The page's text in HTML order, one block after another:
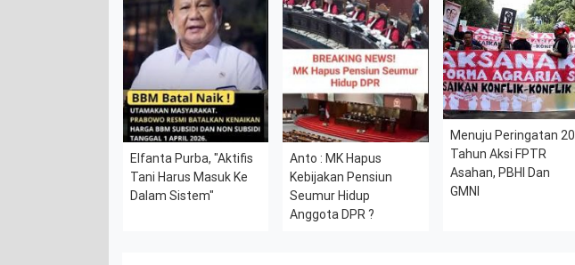
Elfanta Purba, "Aktifis
Tani Harus Masuk Ke
Dalam Sistem"
Anto : MK Hapus
Kebijakan Pensiun
Seumur Hidup
Anggota DPR ?
Menuju Peringatan 20
Tahun Aksi FPTR
Asahan, PBHI Dan
GMNI